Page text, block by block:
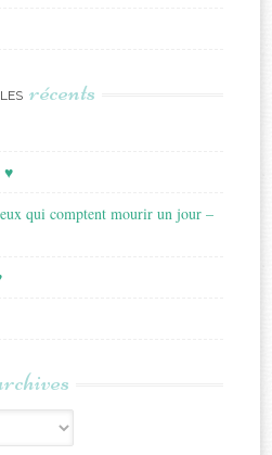
récents
♥
qui comptent mourir un jour –